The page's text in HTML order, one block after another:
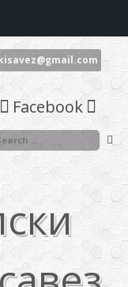
Facebook